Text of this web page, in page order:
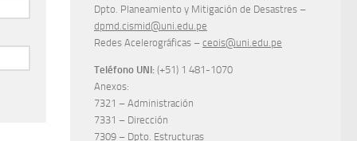
Dpto. Planeamiento y Mitigación de Desastres –
dpmd.cismid@uni.edu.pe
Redes Acelerográficas – ceois@uni.edu.pe
Teléfono UNI: (+51) 1 481-1070
Anexos:
7321 – Administración
7331 – Dirección
7309 – Dpto. Estructuras